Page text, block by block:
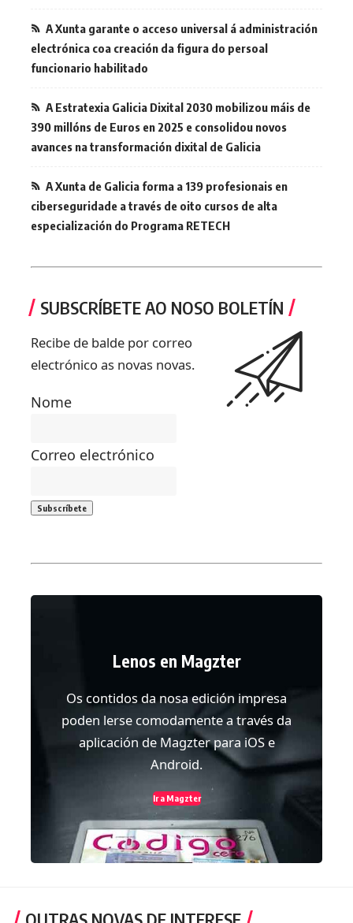
A Xunta garante o acceso universal á administración
electrónica coa creación da figura do persoal
funcionario habilitado
A Estratexia Galicia Dixital 2030 mobilizou máis de
390 millóns de Euros en 2025 e consolidou novos
avances na transformación dixital de Galicia
A Xunta de Galicia forma a 139 profesionais en
ciberseguridade a través de oito cursos de alta
especialización do Programa RETECH
SUBSCRÍBETE AO NOSO BOLETÍN
Recibe de balde por correo
electrónico as novas novas.
Nome
Correo electrónico
Lenos en Magzter
Os contidos da nosa edición impresa
poden lerse comodamente a través da
aplicación de Magzter para iOS e
Android.
Ir a Magzter